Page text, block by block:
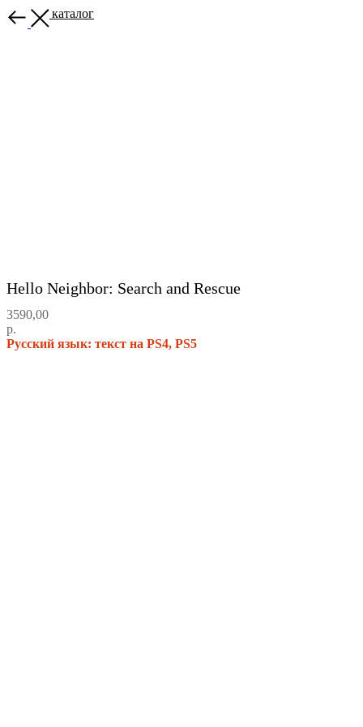
Назад в каталог
Hello Neighbor: Search and Rescue
3590,00
р.
Русский язык: текст на PS4, PS5